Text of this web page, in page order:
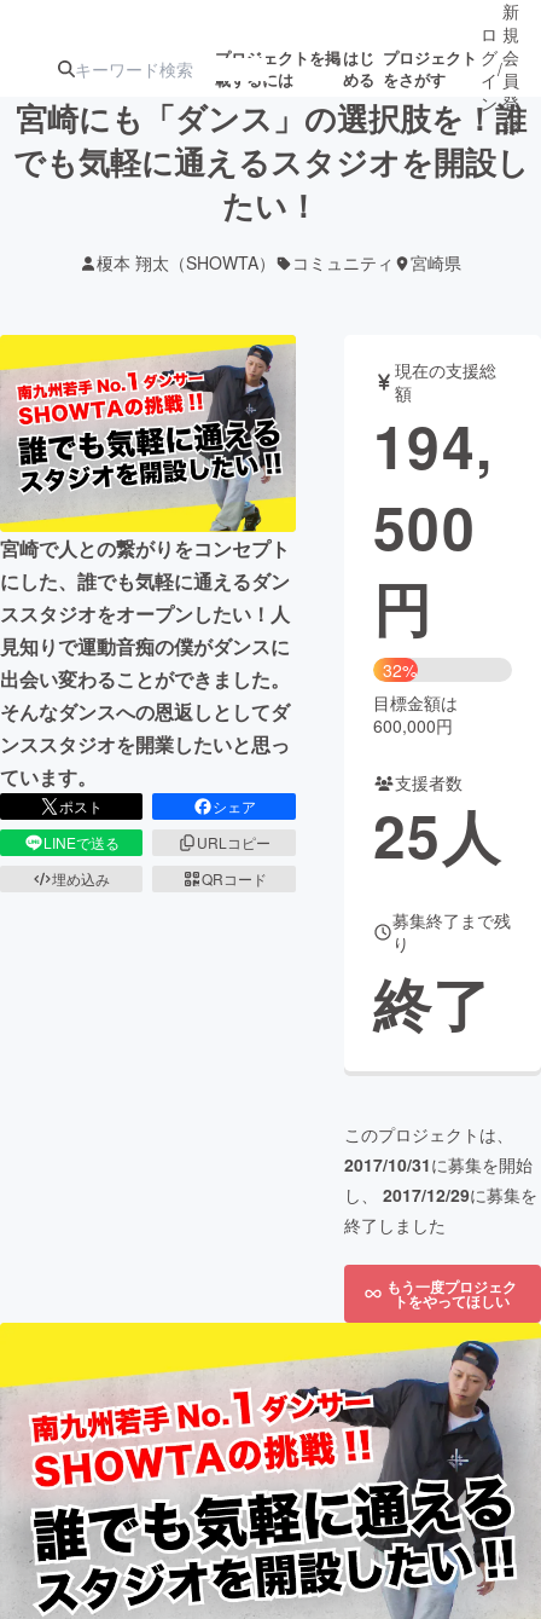
プロジェクトを掲
載するには
はじ
める
プロジェクト
をさがす
注目の新着プロ 募集終了が近いプ
テクノロジー・ガジェット
映像・映画 書籍・雑誌
ビジネス・起業 チャレンジ
まちづくり・地域活性化
CAMPFIRE for Social Good
CAMPFIRE Creation
CAMPFIREふるさと納税 machi-ya コミュニティ
ロ
グ
イ
ン
/
新
規
会
員
登
録
宮崎にも「ダンス」の選択肢を！誰
でも気軽に通えるスタジオを開設し
たい！
榎本 翔太（SHOWTA） コミュニティ 宮崎県
宮崎で人との繋がりをコンセプト
にした、誰でも気軽に通えるダン
ススタジオをオープンしたい！人
見知りで運動音痴の僕がダンスに
出会い変わることができました。
そんなダンスへの恩返しとしてダ
ンススタジオを開業したいと思っ
ています。
ポスト
シェア
LINEで送る
URLコピー
埋め込み
QRコード
現在の支援総
額
194,
500
円
32%
目標金額は
600,000円
支援者数
25人
募集終了まで残
り
終了
このプロジェクトは、
2017/10/31に募集を開始
し、 2017/12/29に募集を
終了しました
もう一度プロジェク
トをやってほしい